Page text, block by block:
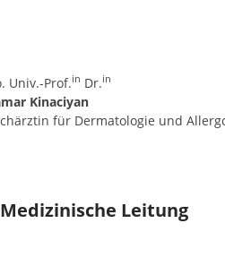
Univ.-Prof.in Dr.in
Kinaciyan
für Dermatologie und
Medizinische Leitung